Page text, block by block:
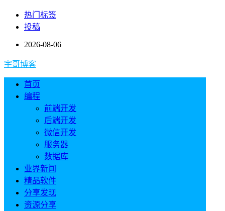
热门标签
投稿
2026-08-06
宇哥博客
首页
编程
前端开发
后端开发
微信开发
服务器
数据库
业界新闻
精品软件
分享发现
资源分享